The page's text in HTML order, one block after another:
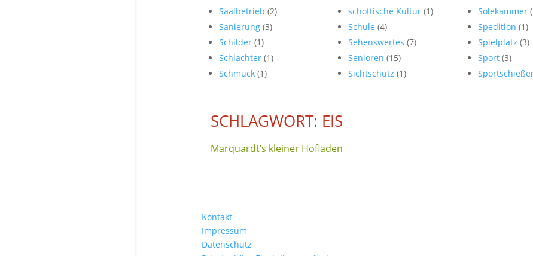
Saalbetrieb (2)
Sanierung (3)
Schilder (1)
Schlachter (1)
Schmuck (1)
schottische Kultur(1)
Schule(4)
Sehenswertes(7)
Senioren(15)
Sichtschutz(1)
Solekammer
Spedition (1)
Spielplatz (3)
Sport (3)
SCHLAGWORT: EIS
Marquardt’s kleiner Hofladen
Kontakt
Impressum
Datenschutz